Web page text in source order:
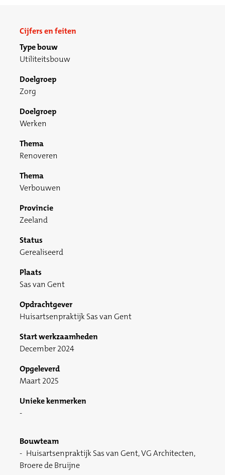
Cijfers en feiten
Type bouw
Utiliteitsbouw
Doelgroep
Zorg
Doelgroep
Werken
Thema
Renoveren
Thema
Verbouwen
Provincie
Zeeland
Status
Gerealiseerd
Plaats
Sas van Gent
Opdrachtgever
Huisartsenpraktijk Sas van Gent
Start werkzaamheden
December 2024
Opgeleverd
Maart 2025
Unieke kenmerken
Bouwteam
Huisartsenpraktijk Sas van Gent, VG Architecten,
Broere de Bruijne